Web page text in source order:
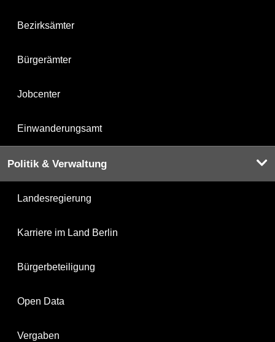
Bezirksämter
Bürgerämter
Jobcenter
Einwanderungsamt
Politik & Verwaltung
Landesregierung
Karriere im Land Berlin
Bürgerbeteiligung
Open Data
Vergaben